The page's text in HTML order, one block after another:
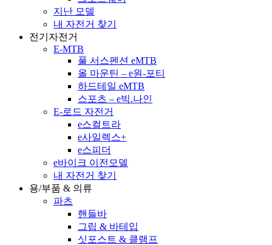
지난 모델
내 자전거 찾기
전기자전거
E-MTB
풀 서스펜션 eMTB
올 마운틴 – e원-포티
하드테일 eMTB
스포츠 – e빅.나인
E-로드 자전거
e스컬트라
e사일렉스+
e스피더
e바이크 이전모델
내 자전거 찾기
용/부품 & 의류
파츠
핸들바
그립 & 바테입
싯포스트 & 클램프